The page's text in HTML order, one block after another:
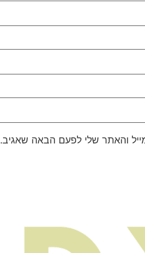
והאתר שלי לפעם הבאה שאגיב.